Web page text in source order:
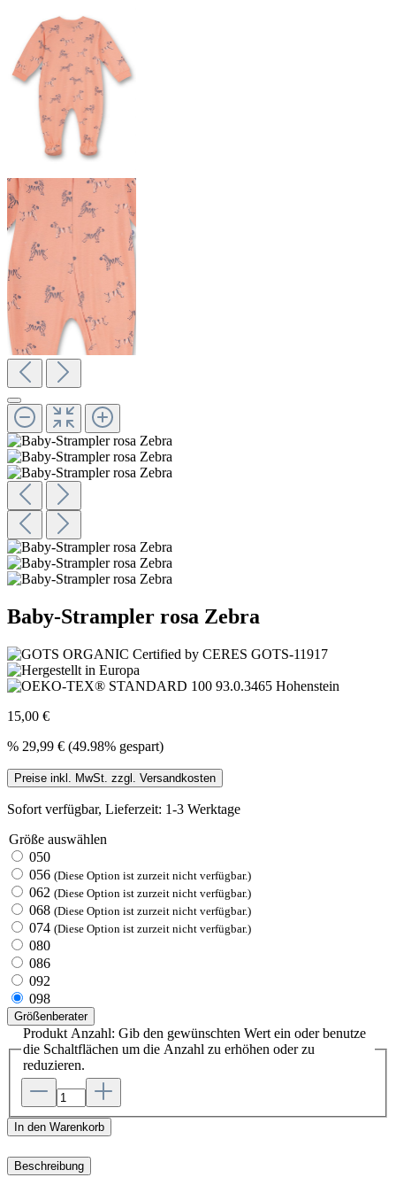
Baby-Strampler rosa Zebra
15,00 €
% 29,99 € (49.98% gespart)
Preise inkl. MwSt. zzgl. Versandkosten
Sofort verfügbar, Lieferzeit: 1-3 Werktage
Größe auswählen
050
056 (Diese Option ist zurzeit nicht verfügbar.)
062 (Diese Option ist zurzeit nicht verfügbar.)
068 (Diese Option ist zurzeit nicht verfügbar.)
074 (Diese Option ist zurzeit nicht verfügbar.)
080
086
092
098
Größenberater
Produkt Anzahl: Gib den gewünschten Wert ein oder benutze
die Schaltflächen um die Anzahl zu erhöhen oder zu
reduzieren.
In den Warenkorb
Beschreibung